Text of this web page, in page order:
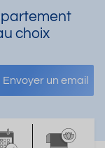
choix
Envoyer un email